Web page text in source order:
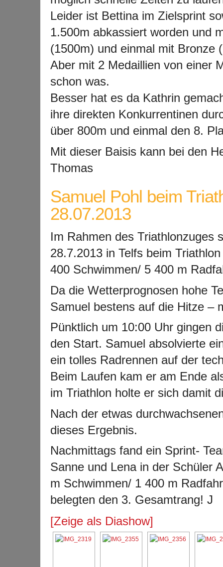
Leider ist Bettina im Zielsprint
1.500m abkassiert worden und
(1500m) und einmal mit Bronze
Aber mit 2 Medaillien von einer
schon was.
Besser hat es da Kathrin
ihre direkten Konkurrentinen
über 800m und einmal den 8.
Mit dieser Baisis kann bei den
Thomas
Samuel Pohl beim
28.07.2013
Im Rahmen des Triathlonzuges
28.7.2013 in Telfs beim
400 Schwimmen/ 5 400 m
Da die Wetterprognosen hohe
Samuel bestens auf die Hitze –
Pünktlich um 10:00 Uhr gingen
den Start. Samuel absolvierte
ein tolles Radrennen auf der
Beim Laufen kam er am Ende
im Triathlon holte er sich damit
Nach der etwas
dieses Ergebnis.
Nachmittags fand ein Sprint-
Sanne und Lena in der Schüler
m Schwimmen/ 1 400 m
belegten den 3. Gesamtrang! J
[Zeige als Diashow]